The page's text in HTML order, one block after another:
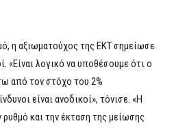
η αξιωματούχος της ΕΚΤ σημείωσε
«Είναι λογικό να υποθέσουμε ότι ο
από τον στόχο του 2%
είναι ανοδικοί», τόνισε. «Η
και την έκταση της μείωσης